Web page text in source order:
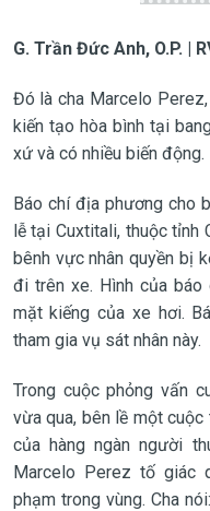
G. Trần Đức Anh, O.P. |
Đó là cha Marcelo
kiến tạo hòa bình tại
xứ và có nhiều biến động.
Báo chí địa phương cho
lễ tại Cuxtitali, thuộc tỉnh
bênh vực nhân quyền bị
đi trên xe. Hình của
mặt kiếng của xe hơi.
tham gia vụ sát nhân này.
Trong cuộc phỏng vấn
vừa qua, bên lề một
của hàng ngàn người
Marcelo Perez tố giác
phạm trong vùng. Cha